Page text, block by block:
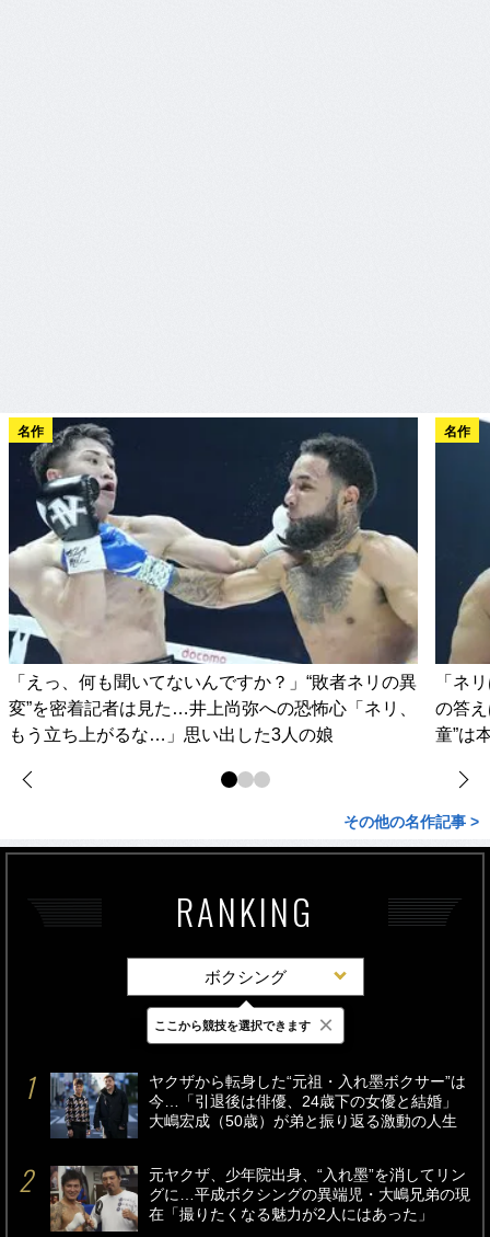
名作
「えっ、何も聞いてないんですか？」“敗者ネリの異
変”を密着記者は見た…井上尚弥への恐怖心「ネリ、
もう立ち上がるな…」思い出した3人の娘
名作
「ネ
の答
童”は
その他の名作記事 >
RANKING
ボクシング
最新 24時間 週間
ヤクザから転身した“元祖・入れ墨ボクサー”は
今…「引退後は俳優、24歳下の女優と結婚」
大嶋宏成（50歳）が弟と振り返る激動の人生
元ヤクザ、少年院出身、“入れ墨”を消してリン
グに…平成ボクシングの異端児・大嶋兄弟の現
在「撮りたくなる魅力が2人にはあった」
ここから競技を選択できます ×